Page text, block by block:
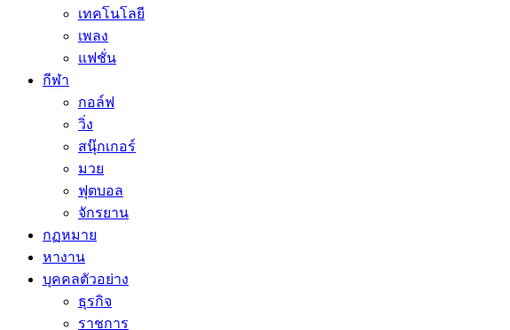
เทคโนโลยี
เพลง
แฟชั่น
กีฬา
กอล์ฟ
วิ่ง
สนุ๊กเกอร์
มวย
ฟุตบอล
จักรยาน
กฏหมาย
หางาน
บุคคลตัวอย่าง
ธุรกิจ
ราชการ